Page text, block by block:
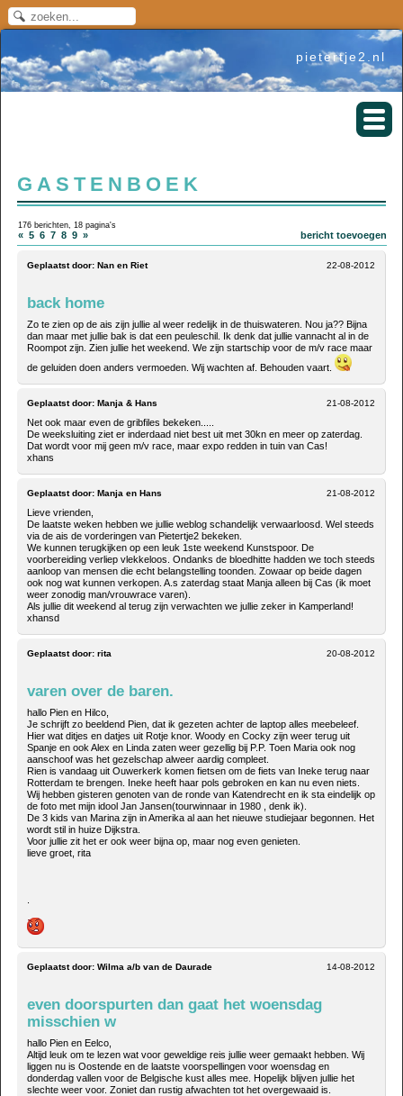
pietertje2.nl
GASTENBOEK
176 berichten, 18 pagina's
bericht toevoegen
« 5 6 7 8 9 »
22-08-2012
Geplaatst door: Nan en Riet
back home
Zo te zien op de ais zijn jullie al weer redelijk in de thuiswateren. Nou ja?? Bijna
dan maar met jullie bak is dat een peuleschil. Ik denk dat jullie vannacht al in de
Roompot zijn. Zien jullie het weekend. We zijn startschip voor de m/v race maar
de geluiden doen anders vermoeden. Wij wachten af. Behouden vaart.
21-08-2012
Geplaatst door: Manja & Hans
Net ook maar even de gribfiles bekeken.....
De weeksluiting ziet er inderdaad niet best uit met 30kn en meer op zaterdag.
Dat wordt voor mij geen m/v race, maar expo redden in tuin van Cas!
xhans
21-08-2012
Geplaatst door: Manja en Hans
Lieve vrienden,
De laatste weken hebben we jullie weblog schandelijk verwaarloosd. Wel steeds
via de ais de vorderingen van Pietertje2 bekeken.
We kunnen terugkijken op een leuk 1ste weekend Kunstspoor. De
voorbereiding verliep vlekkeloos. Ondanks de bloedhitte hadden we toch steeds
aanloop van mensen die echt belangstelling toonden. Zowaar op beide dagen
ook nog wat kunnen verkopen. A.s zaterdag staat Manja alleen bij Cas (ik moet
weer zonodig man/vrouwrace varen).
Als jullie dit weekend al terug zijn verwachten we jullie zeker in Kamperland!
xhansd
20-08-2012
Geplaatst door: rita
varen over de baren.
hallo Pien en Hilco,
Je schrijft zo beeldend Pien, dat ik gezeten achter de laptop alles meebeleef.
Hier wat ditjes en datjes uit Rotje knor. Woody en Cocky zijn weer terug uit
Spanje en ook Alex en Linda zaten weer gezellig bij P.P. Toen Maria ook nog
aanschoof was het gezelschap alweer aardig compleet.
Rien is vandaag uit Ouwerkerk komen fietsen om de fiets van Ineke terug naar
Rotterdam te brengen. Ineke heeft haar pols gebroken en kan nu even niets.
Wij hebben gisteren genoten van de ronde van Katendrecht en ik sta eindelijk op
de foto met mijn idool Jan Jansen(tourwinnaar in 1980 , denk ik).
De 3 kids van Marina zijn in Amerika al aan het nieuwe studiejaar begonnen. Het
wordt stil in huize Dijkstra.
Voor jullie zit het er ook weer bijna op, maar nog even genieten.
lieve groet, rita
14-08-2012
Geplaatst door: Wilma a/b van de Daurade
even doorspurten dan gaat het woensdag
misschien w
hallo Pien en Eelco,
Altijd leuk om te lezen wat voor geweldige reis jullie weer gemaakt hebben. Wij
liggen nu is Oostende en de laatste voorspellingen voor woensdag en
donderdag vallen voor de Belgische kust alles mee. Hopelijk blijven jullie het
slechte weer voor. Zoniet dan rustig afwachten tot het overgewaaid is.